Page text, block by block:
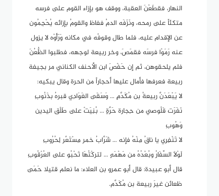
النهار، فقطَعْنَ العقبة، ووقف هو بإزاء القوم على فرسه
متكئاً على رمحه، ونَزَفَه الدمُ ففاظ والقومُ بإزائه يُحْجِمُون
عن الإقدام عليه، فلما طال وقوفُه في مكانه وَرَأَوْه لا يزول
عنه رَمَوْا فرسَه فقمَصَ، وخر ربيعة لوجهه، فطلبوا الظُّعُنَ
فلم يلحقوهن، ثم إن حَفْصَ ابن الأحنف الكناني مر بجيفة
ربيعة فعرفها فأمال عليها أحجاراً من الحرة وقال يبكيه:
لا يَبْعَدَنَّ ربيعةُ بن مُكَدَّمٍ ... وَسَقَى الغَوَادِي قبرهُ بذَنُوبِ
نَفَرَت قَلُوصي من حِجارة حَرَّةٍ ... بُنِيَتْ على طَلْق اليدين
وَهُوبِ
لا تَنْفِرِي يا ناقُ مِنْهُ فإنه ... شَرَّابُ خمر مِسْتَعٌر لِحُرُوبِ
لَوْلاَ السِّفَارُ وبُعْدُهُ من مَهْمَهٍ ... لتركْتُهَا تَحْبُو على العُرْقُوبِ
قال أبو عبيدة: قال أبو عمرو بن العلاء: ما نعلم قتيلا حَمَى
ظعائن غيرَ ربيعة بن مُكَدَّم.